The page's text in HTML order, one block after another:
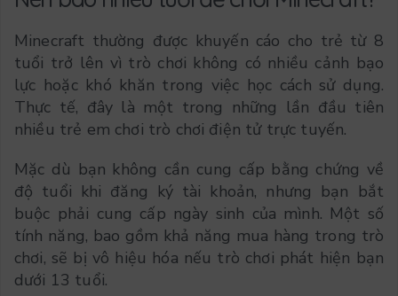
Minecraft thường được khuyến cáo cho trẻ từ 8
tuổi trở lên vì trò chơi không có nhiều cảnh bạo
lực hoặc khó khăn trong việc học cách sử dụng.
Thực tế, đây là một trong những lần đầu tiên
nhiều trẻ em chơi trò chơi điện tử trực tuyến.
Mặc dù bạn không cần cung cấp bằng chứng về
độ tuổi khi đăng ký tài khoản, nhưng bạn bắt
buộc phải cung cấp ngày sinh của mình. Một số
tính năng, bao gồm khả năng mua hàng trong trò
chơi, sẽ bị vô hiệu hóa nếu trò chơi phát hiện bạn
dưới 13 tuổi.